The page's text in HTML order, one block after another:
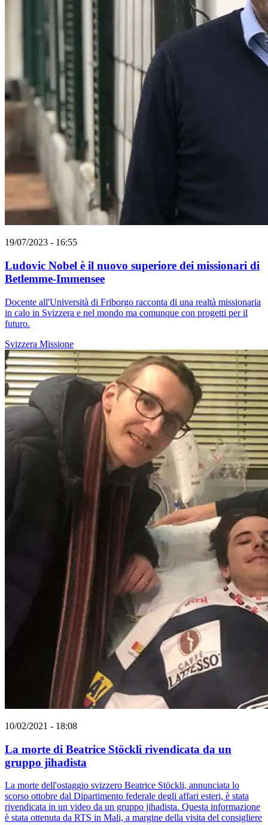
19/07/2023 - 16:55
Ludovic Nobel è il nuovo superiore dei missionari di
Betlemme-Immensee
Docente all'Università di Friborgo racconta di una realtà missionaria
in calo in Svizzera e nel mondo ma comunque con progetti per il
futuro.
Svizzera Missione
10/02/2021 - 18:08
La morte di Beatrice Stöckli rivendicata da un
gruppo jihadista
La morte dell'ostaggio svizzero Beatrice Stöckli, annunciata lo
scorso ottobre dal Dipartimento federale degli affari esteri, è stata
rivendicata in un video da un gruppo jihadista. Questa informazione
è stata ottenuta da RTS in Mali, a margine della visita del consigliere